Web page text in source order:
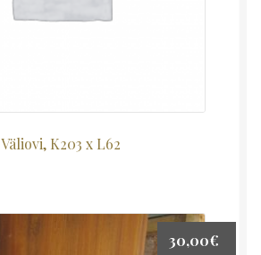
Väliovi, K203 x L62
30,00€